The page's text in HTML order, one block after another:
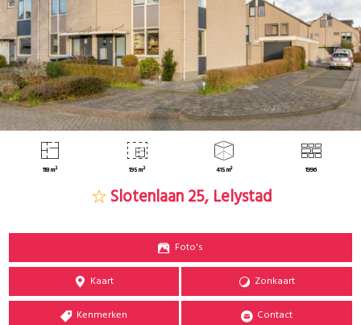
118 m² 195 m² 415 m³ 1996
Slotenlaan 25, Lelystad
Foto's
Kaart Zonkaart
Kenmerken Contact